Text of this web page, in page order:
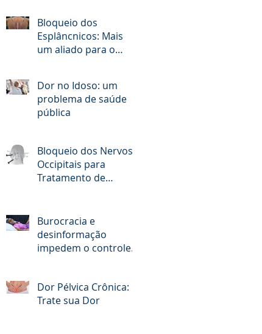
Bloqueio dos
Esplâncnicos: Mais
um aliado para o
Dor no Idoso: um
problema de saúde
pública
Bloqueio dos Nervos
Occipitais para
Tratamento de
Burocracia e
desinformação
impedem o controle
Dor Pélvica Crônica:
Trate sua Dor